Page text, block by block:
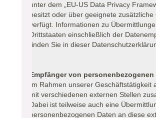
unter dem „EU-US Data Privacy
besitzt oder über geeignete zusätzliche
verfügt. Informationen zu
Drittstaaten einschließlich der
finden Sie in dieser
Empfänger von personenbezogenen
Im Rahmen unserer Geschäftstätigkeit
mit verschiedenen externen Stellen
Dabei ist teilweise auch eine
personenbezogenen Daten an diese